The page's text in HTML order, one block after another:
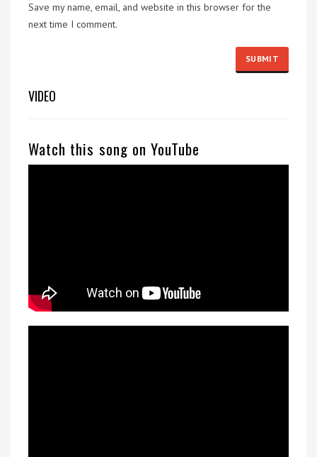
Save my name, email, and website in this browser for the
next time I comment.
VIDEO
Watch this song on YouTube